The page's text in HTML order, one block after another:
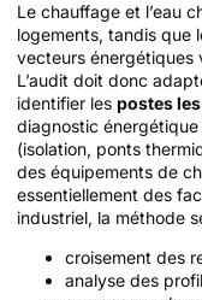
Le chauffage et l’eau
logements, tandis que
vecteurs énergétiques
L’audit doit donc
identifier les postes
diagnostic énergétique
(isolation, ponts
des équipements de
essentiellement des
industriel, la méthode
croisement des
analyse des